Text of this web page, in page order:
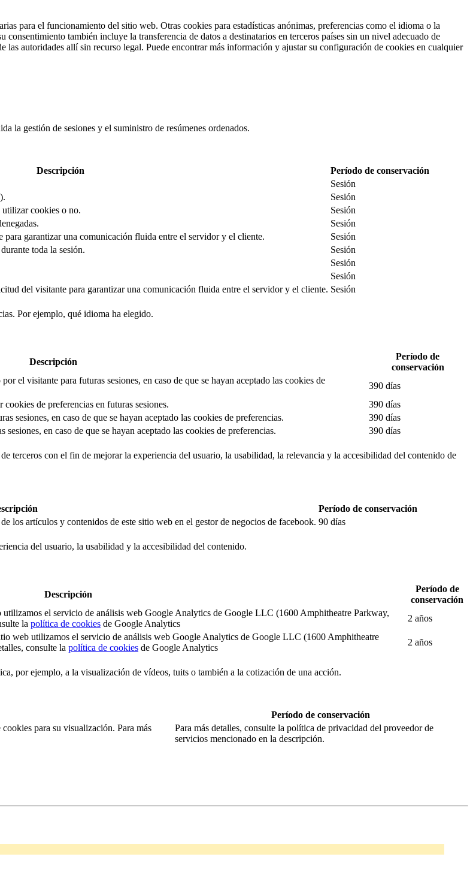
para el funcionamiento del sitio web. Otras cookies para estadísticas anónimas, preferencias como el idioma o la
también incluye la transferencia de datos a destinatarios en terceros países sin un nivel adecuado de
autoridades allí sin recurso legal. Puede encontrar más información y ajustar su configuración de cookies en cualquier
la gestión de sesiones y el suministro de resúmenes ordenados.
Descripción
Período de conservación
Sesión
Sesión
utilizar cookies o no.
Sesión
Sesión
para garantizar una comunicación fluida entre el servidor y el cliente.
Sesión
toda la sesión.
Sesión
Sesión
Sesión
del visitante para garantizar una comunicación fluida entre el servidor y el cliente. Sesión
Por ejemplo, qué idioma ha elegido.
Descripción
Período de
conservación
el visitante para futuras sesiones, en caso de que se hayan aceptado las cookies de
390 días
de preferencias en futuras sesiones.
390 días
sesiones, en caso de que se hayan aceptado las cookies de preferencias.
390 días
en caso de que se hayan aceptado las cookies de preferencias.
390 días
terceros con el fin de mejorar la experiencia del usuario, la usabilidad, la relevancia y la accesibilidad del contenido de
Período de conservación
los artículos y contenidos de este sitio web en el gestor de negocios de facebook. 90 días
del usuario, la usabilidad y la accesibilidad del contenido.
Descripción
Período de
conservación
el servicio de análisis web Google Analytics de Google LLC (1600 Amphitheatre Parkway,
la política de cookies de Google Analytics
2 años
web utilizamos el servicio de análisis web Google Analytics de Google LLC (1600 Amphitheatre
consulte la política de cookies de Google Analytics
2 años
por ejemplo, a la visualización de vídeos, tuits o también a la cotización de una acción.
Período de conservación
para su visualización. Para más
Para más detalles, consulte la política de privacidad del proveedor de
servicios mencionado en la descripción.